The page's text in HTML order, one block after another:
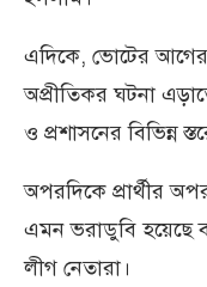
এদিকে, ভোটের
অপ্রীতিকর ঘটনা
ও প্রশাসনের বিভিন্ন
অপরদিকে প্রার্থীর
এমন ভরাডুবি হয়েছে
লীগ নেতারা।